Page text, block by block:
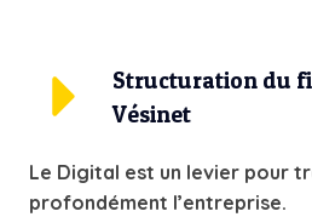
Structuration du
Vésinet
Le Digital est un levier pour
profondément l’entreprise.